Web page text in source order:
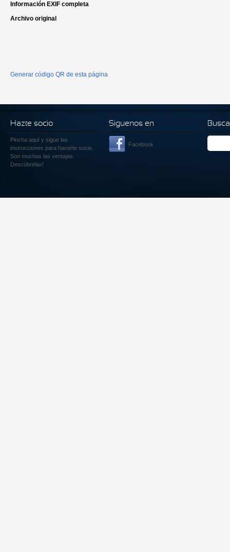
Información EXIF completa
Archivo original
Generar código QR de esta página
Hazte socio
Pincha aquí y sigue las
instrucciones para hacerte socio.
Son muchas las ventajas.
Descúbrelas!
Siguenos en
Facebook